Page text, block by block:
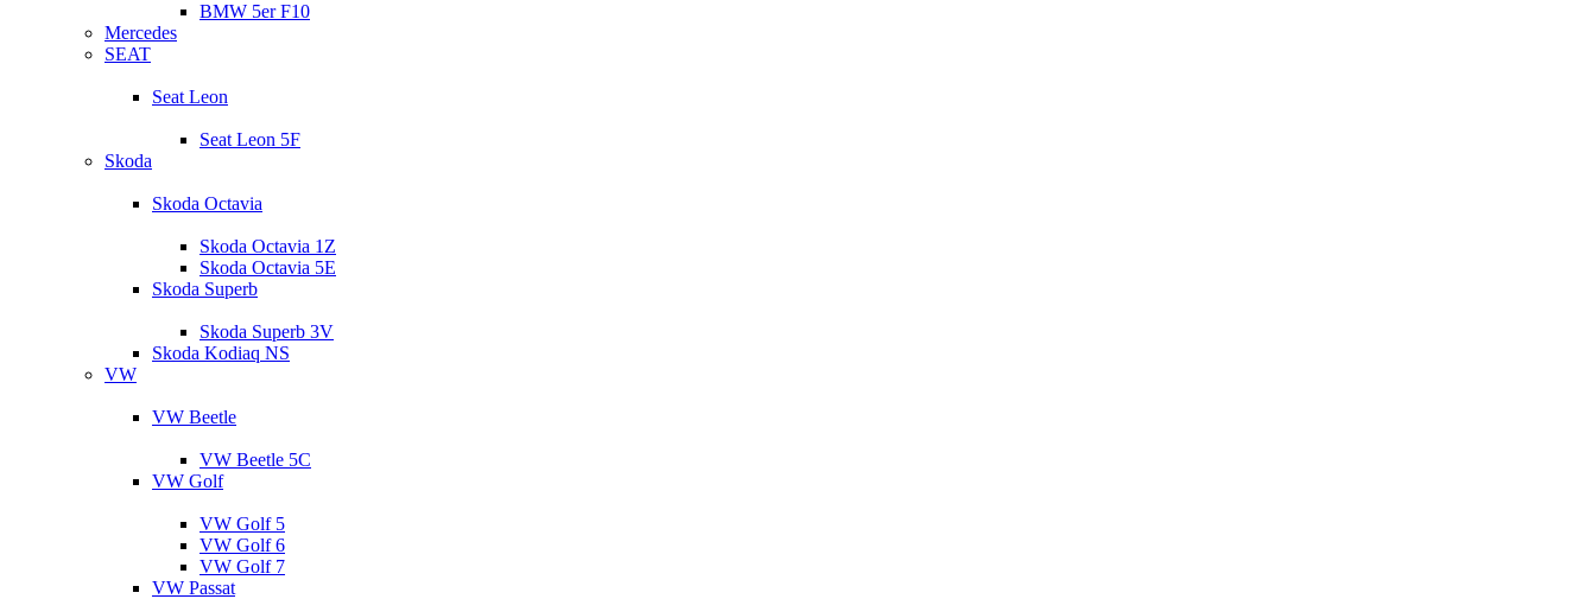
BMW 5er F10
Mercedes
SEAT
Seat Leon
Seat Leon 5F
Skoda
Skoda Octavia
Skoda Octavia 1Z
Skoda Octavia 5E
Skoda Superb
Skoda Superb 3V
Skoda Kodiaq NS
VW
VW Beetle
VW Beetle 5C
VW Golf
VW Golf 5
VW Golf 6
VW Golf 7
VW Passat